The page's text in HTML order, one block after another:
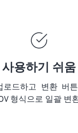
사용하기 쉬움
로드하고 변환 버
형식으로 일괄 변